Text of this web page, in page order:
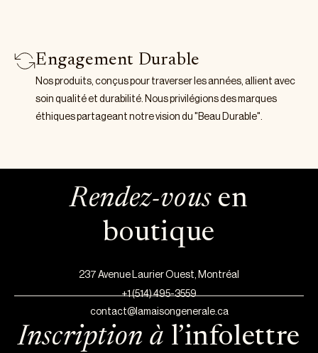
Engagement Durable
Nos produits, conçus pour traverser les années, allient avec
soin qualité et durabilité. Nous privilégions des marques
éthiques partageant notre vision du "Beau Durable".
Rendez-vousen
boutique
237 Avenue Laurier Ouest, Montréal
+1 (514) 495-3559
contact@lamaisongenerale.ca
Inscription à l’infolettre